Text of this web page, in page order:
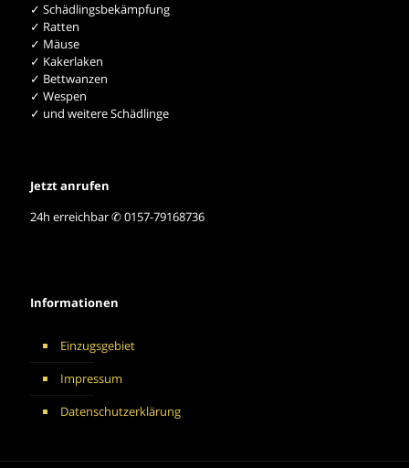
✓ Schädlingsbekämpfung
✓ Ratten
✓ Mäuse
✓ Kakerlaken
✓ Bettwanzen
✓ Wespen
✓ und weitere Schädlinge
Jetzt anrufen
24h erreichbar ✆ 0157-79168736
Informationen
Einzugsgebiet
Impressum
Datenschutzerklärung